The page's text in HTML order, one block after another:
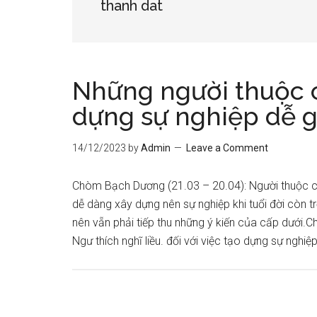
thanh dat
Những người thuộc
dựng sự nghiệp dễ
14/12/2023 byAdmin Leave a Comment
Chòm Bạch Dương (21.03 – 20.04): Người thuộc
dễ dàng xây dựng nên sự nghiệp khi tuổi đời còn
nên vẵn phải tiếp thu những ý kiến của cấp
Ngư thích nghĩ liều. đối với việc tạo dựng sự